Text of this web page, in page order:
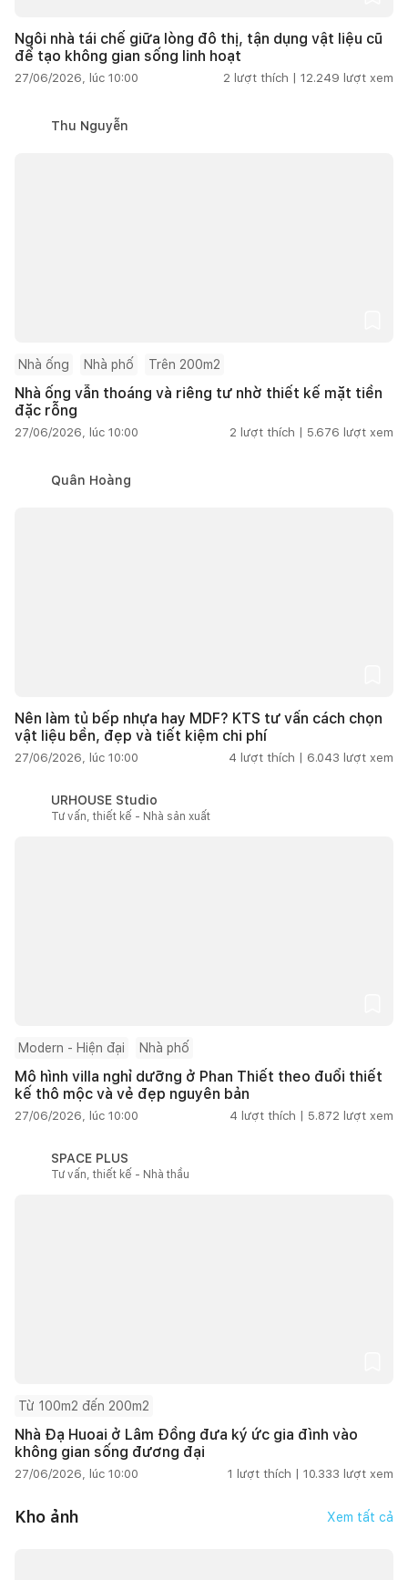
Ngôi nhà tái chế giữa lòng đô thị, tận dụng vật liệu cũ
để tạo không gian sống linh hoạt
27/06/2026, lúc 10:00 2 lượt thích | 12.249 lượt xem
Thu Nguyễn
Nhà ống Nhà phố Trên 200m2
Nhà ống vẫn thoáng và riêng tư nhờ thiết kế mặt tiền
đặc rỗng
27/06/2026, lúc 10:00 2 lượt thích | 5.676 lượt xem
Quân Hoàng
Nên làm tủ bếp nhựa hay MDF? KTS tư vấn cách chọn
vật liệu bền, đẹp và tiết kiệm chi phí
27/06/2026, lúc 10:00 4 lượt thích | 6.043 lượt xem
URHOUSE Studio
Tư vấn, thiết kế - Nhà sản xuất
Modern - Hiện đại Nhà phố
Mô hình villa nghỉ dưỡng ở Phan Thiết theo đuổi thiết
kế thô mộc và vẻ đẹp nguyên bản
27/06/2026, lúc 10:00 4 lượt thích | 5.872 lượt xem
SPACE PLUS
Tư vấn, thiết kế - Nhà thầu
Từ 100m2 đến 200m2
Nhà Đạ Huoai ở Lâm Đồng đưa ký ức gia đình vào
không gian sống đương đại
27/06/2026, lúc 10:00 1 lượt thích | 10.333 lượt xem
Kho ảnh Xem tất cả